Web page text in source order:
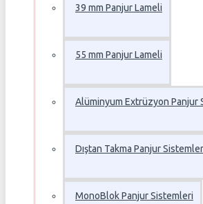
39 mm Panjur Lameli
55 mm Panjur Lameli
Alüminyum Extrüzyon Panjur
Dıştan Takma Panjur
MonoBlok Panjur Sistemleri